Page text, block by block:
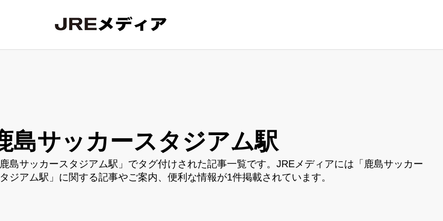
島サッカースタジアム駅
島サッカースタジアム駅」でタグ付けされた記事一覧です。JREメディアには「鹿島サッカー
ジアム駅」に関する記事やご案内、便利な情報が1件掲載されています。